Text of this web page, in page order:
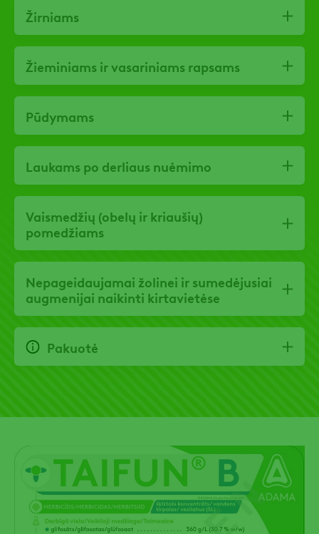
Žirniams
Žieminiams ir vasariniams rapsams
Pūdymams
Laukams po derliaus nuėmimo
Vaismedžių (obelų ir kriaušių)
pomedžiams
Nepageidaujamai žolinei ir sumedėjusiai
augmenijai naikinti kirtavietėse
Pakuotė